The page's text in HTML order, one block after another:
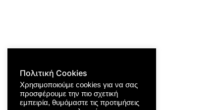
Πολιτική Cookies
Χρησιμοποιούμε cookies για να σας
προσφέρουμε την πιο σχετική
εμπειρία, θυμόμαστε τις προτιμήσεις